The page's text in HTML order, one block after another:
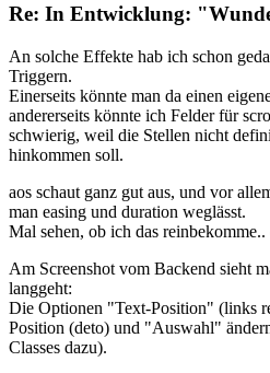
Re: In Entwicklung:
An solche Effekte hab ich schon
Triggern.
Einerseits könnte man da einen
andererseits könnte ich Felder für
schwierig, weil die Stellen nicht
hinkommen soll.
aos schaut ganz gut aus, und vor
man easing und duration weglässt.
Mal sehen, ob ich das
Am Screenshot vom Backend sieht
langgeht:
Die Optionen "Text-Position" (links
Position (deto) und "Auswahl"
Classes dazu).